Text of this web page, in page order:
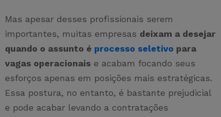
Mas apesar desses profissionais serem
importantes, muitas empresas deixam a desejar
quando o assunto é processo seletivo para
vagas operacionais e acabam focando seus
esforços apenas em posições mais estratégicas.
Essa postura, no entanto, é bastante prejudicial
e pode acabar levando a contratações